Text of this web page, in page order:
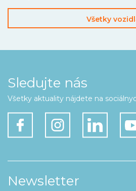
Všetky
Sledujte nás
Všetky aktuality nájdete na
Newsletter